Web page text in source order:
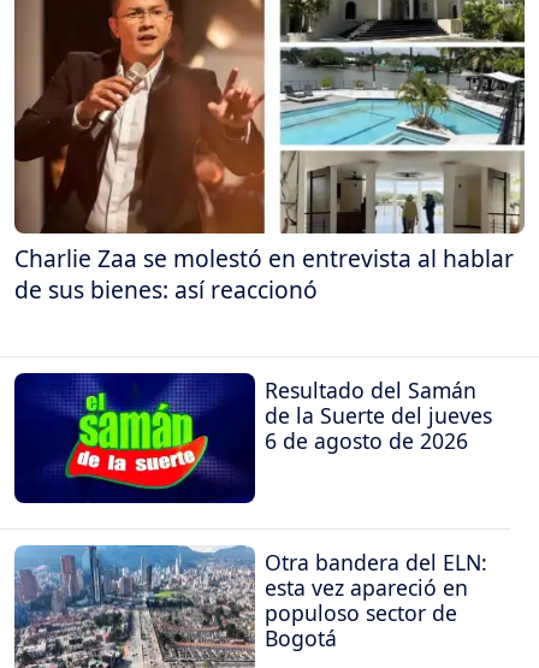
Charlie Zaa se molestó en entrevista al hablar
de sus bienes: así reaccionó
Resultado del Samán
de la Suerte del jueves
6 de agosto de 2026
Otra bandera del ELN:
esta vez apareció en
populoso sector de
Bogotá